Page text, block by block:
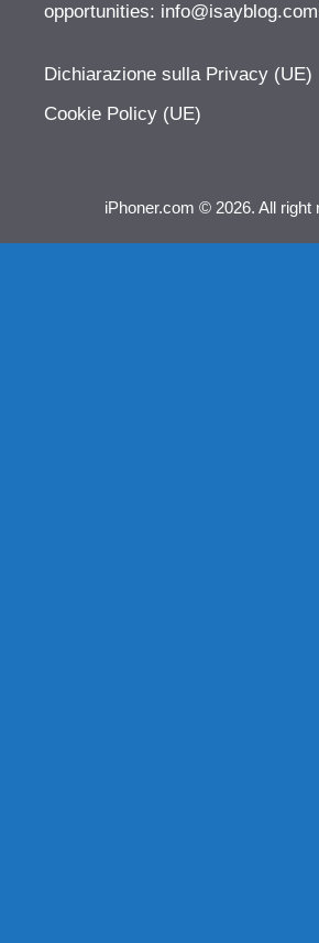
opportunities:
Dichiarazione sulla Privacy (UE)
Cookie Policy (UE)
iPhoner.com © 2026. All right